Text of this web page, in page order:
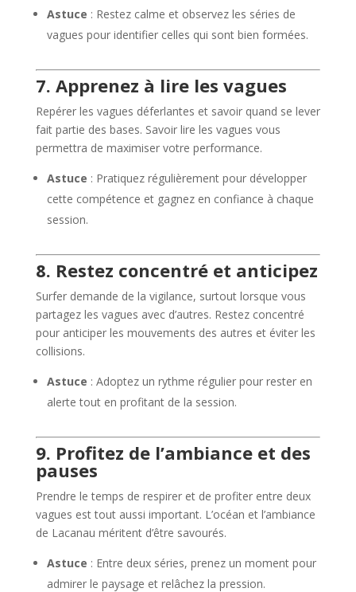
Astuce : Restez calme et observez les séries de
vagues pour identifier celles qui sont bien formées.
7. Apprenez à lire les vagues
Repérer les vagues déferlantes et savoir quand se lever
fait partie des bases. Savoir lire les vagues vous
permettra de maximiser votre performance.
Astuce : Pratiquez régulièrement pour développer
cette compétence et gagnez en confiance à chaque
session.
8. Restez concentré et anticipez
Surfer demande de la vigilance, surtout lorsque vous
partagez les vagues avec d’autres. Restez concentré
pour anticiper les mouvements des autres et éviter les
collisions.
Astuce : Adoptez un rythme régulier pour rester en
alerte tout en profitant de la session.
9. Profitez de l’ambiance et des
pauses
Prendre le temps de respirer et de profiter entre deux
vagues est tout aussi important. L’océan et l’ambiance
de Lacanau méritent d’être savourés.
Astuce : Entre deux séries, prenez un moment pour
admirer le paysage et relâchez la pression.